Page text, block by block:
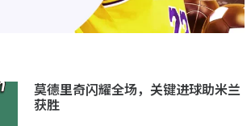
莫德里奇闪耀全场，关键进球助米兰
获胜